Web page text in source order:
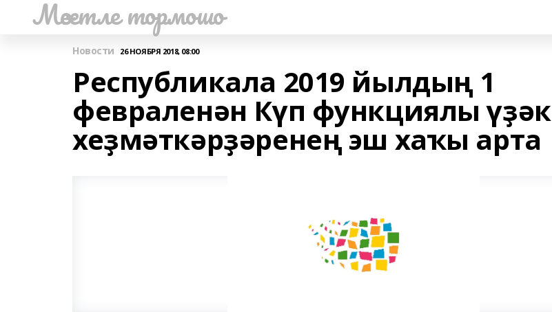
Мәсетле тормошо
Новости 26 НОЯБРЯ 2018, 08:00
Республикала 2019 йылдың 1
февраленән Күп функциялы үҙәк
хеҙмәткәрҙәренең эш хаҡы арта